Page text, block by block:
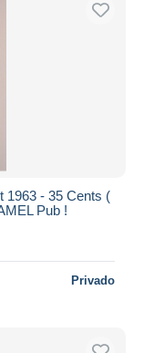
1963 - 35 Cents (
Pub !
Privado